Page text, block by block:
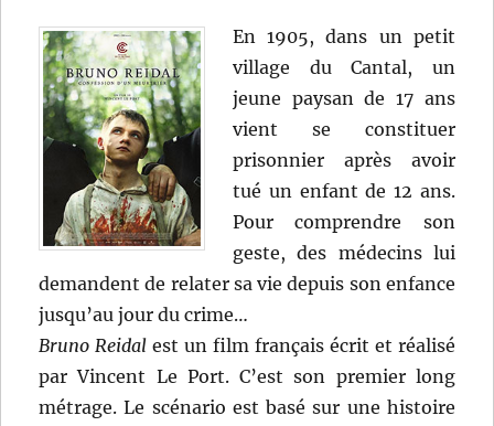
En 1905, dans un petit
village du Cantal, un
jeune paysan de 17 ans
vient se constituer
prisonnier après avoir
tué un enfant de 12 ans.
Pour comprendre son
geste, des médecins lui
demandent de relater sa vie depuis son enfance
jusqu’au jour du crime…
Bruno Reidal est un film français écrit et réalisé
par Vincent Le Port. C’est son premier long
métrage. Le scénario est basé sur une histoire